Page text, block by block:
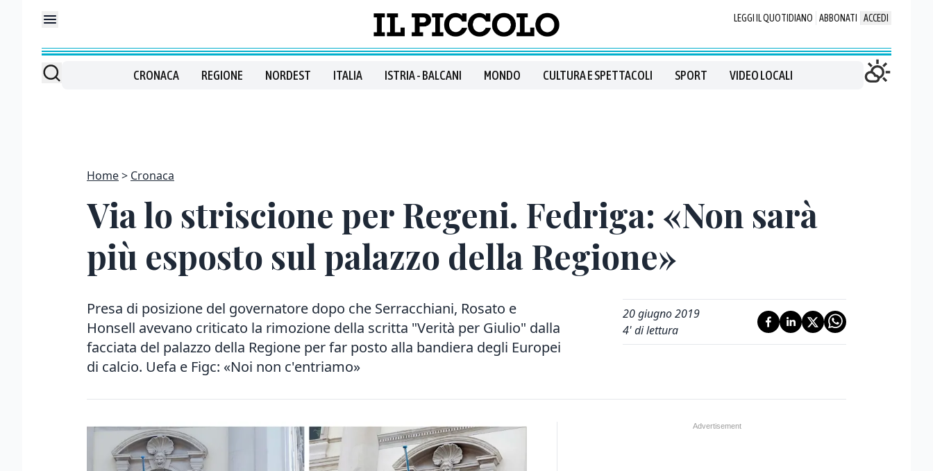
LEGGI IL QUOTIDIANO ABBONATI ACCEDI
CRONACA REGIONE NORDEST ITALIA ISTRIA - BALCANI MONDO CULTURA E SPETTACOLI SPORT VIDEO LOCALI
Home Cronaca
Via lo striscione per Regeni. Fedriga: «Non sarà
più esposto sul palazzo della Regione»
Presa di posizione del governatore dopo che Serracchiani, Rosato e
Honsell avevano criticato la rimozione della scritta "Verità per Giulio" dalla
facciata del palazzo della Regione per far posto alla bandiera degli Europei
di calcio. Uefa e Figc: «Noi non c'entriamo»
20 giugno 2019
4' di lettura